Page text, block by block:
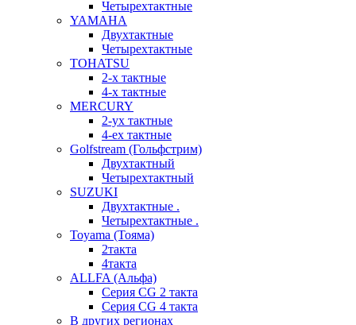
Четырехтактные
YAMAHA
Двухтактные
Четырехтактные
TOHATSU
2-х тактные
4-х тактные
MERCURY
2-ух тактные
4-ех тактные
Golfstream (Гольфстрим)
Двухтактный
Четырехтактный
SUZUKI
Двухтактные .
Четырехтактные .
Toyama (Тояма)
2такта
4такта
ALLFA (Альфа)
Серия СG 2 такта
Серия СG 4 такта
В других регионах